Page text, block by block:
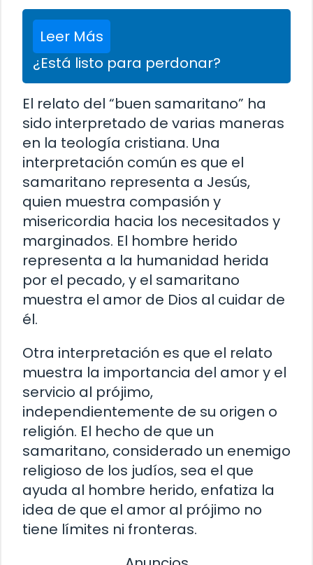
Leer Más
¿Está listo para perdonar?
El relato del “buen samaritano” ha
sido interpretado de varias maneras
en la teología cristiana. Una
interpretación común es que el
samaritano representa a Jesús,
quien muestra compasión y
misericordia hacia los necesitados y
marginados. El hombre herido
representa a la humanidad herida
por el pecado, y el samaritano
muestra el amor de Dios al cuidar de
él.
Otra interpretación es que el relato
muestra la importancia del amor y el
servicio al prójimo,
independientemente de su origen o
religión. El hecho de que un
samaritano, considerado un enemigo
religioso de los judíos, sea el que
ayuda al hombre herido, enfatiza la
idea de que el amor al prójimo no
tiene límites ni fronteras.